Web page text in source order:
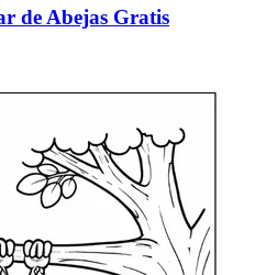
de Abejas Gratis